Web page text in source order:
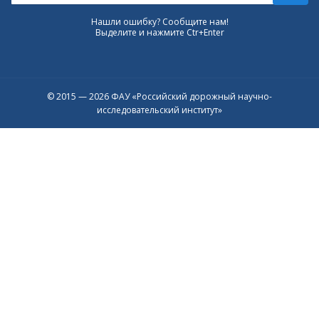
Нашли ошибку? Сообщите нам!
Выделите и нажмите Ctr+Enter
© 2015 — 2026 ФАУ «Российский дорожный научно-
исследовательский институт»